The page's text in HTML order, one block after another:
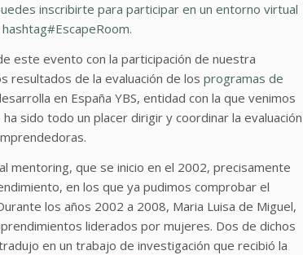
inscribirte para participar en un entorno virtual
este evento con la participación de nuestra
resultados de la evaluación de los programas de
en España YBS, entidad con la que venimos
ha sido todo un placer dirigir y coordinar la evaluación
mentoring, que se inicio en el 2002, precisamente
en los que ya pudimos comprobar el
los años 2002 a 2008, Maria Luisa de Miguel,
liderados por mujeres. Dos de dichos
en un trabajo de investigación que recibió la